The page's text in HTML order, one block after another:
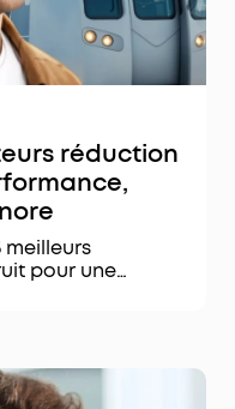
réduction
meilleurs
pour une